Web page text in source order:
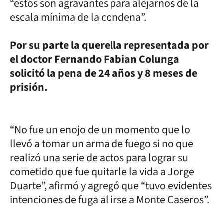
“estos son agravantes para alejarnos de la
escala mínima de la condena”.
Por su parte la querella representada por
el doctor Fernando Fabian Colunga
solicitó la pena de 24 años y 8 meses de
prisión.
“No fue un enojo de un momento que lo
llevó a tomar un arma de fuego si no que
realizó una serie de actos para lograr su
cometido que fue quitarle la vida a Jorge
Duarte”, afirmó y agregó que “tuvo evidentes
intenciones de fuga al irse a Monte Caseros”.